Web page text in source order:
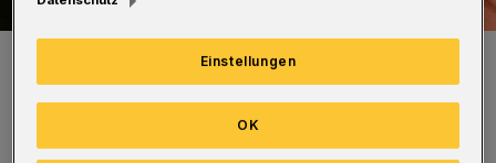
Einstellungen
OK